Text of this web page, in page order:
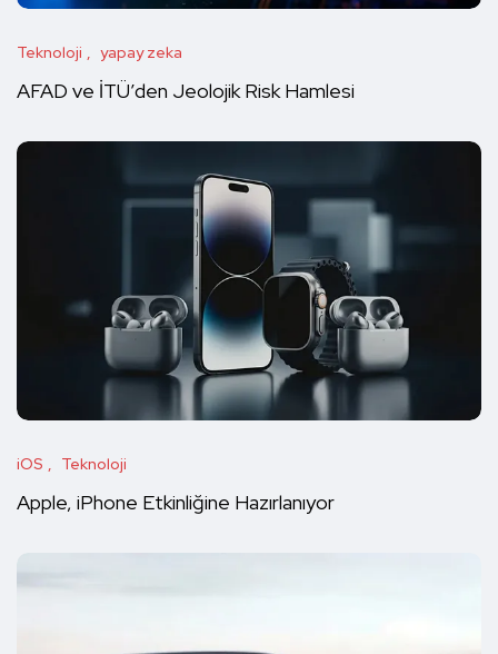
Teknoloji yapay zeka
AFAD ve İTÜ’den Jeolojik Risk Hamlesi
iOS Teknoloji
Apple, iPhone Etkinliğine Hazırlanıyor